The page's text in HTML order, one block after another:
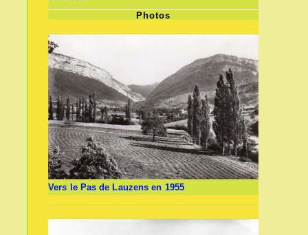
Photos
Vers le Pas de Lauzens en 1955